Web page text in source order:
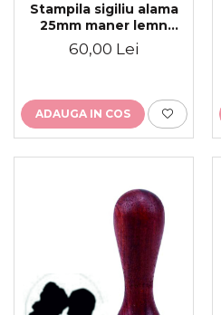
Stampila sigiliu alama
25mm maner lemn
personalizat
60,00 Lei
ADAUGA IN COS